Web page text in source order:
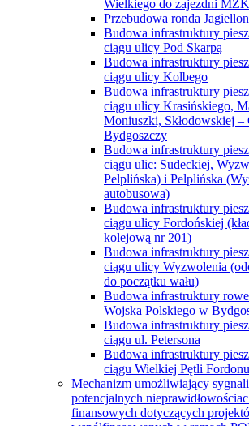
Wielkiego do zajezdni MZK
Przebudowa ronda
Budowa infrastruktury
ciągu ulicy Pod Skarpą
Budowa infrastruktury
ciągu ulicy Kolbego
Budowa infrastruktury
ciągu ulicy Krasińskiego,
Moniuszki, Skłodowskiej
Bydgoszczy
Budowa infrastruktury
ciągu ulic: Sudeckiej,
Pelplińska) i Pelplińska
autobusowa)
Budowa infrastruktury
ciągu ulicy Fordońskiej
kolejową nr 201)
Budowa infrastruktury
ciągu ulicy Wyzwolenia
do początku wału)
Budowa infrastruktury
Wojska Polskiego w
Budowa infrastruktury
ciągu ul. Petersona
Budowa infrastruktury
ciągu Wielkiej Pętli
Mechanizm umożliwiający
potencjalnych
finansowych dotyczących